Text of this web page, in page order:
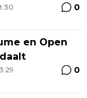
0
en Open
0